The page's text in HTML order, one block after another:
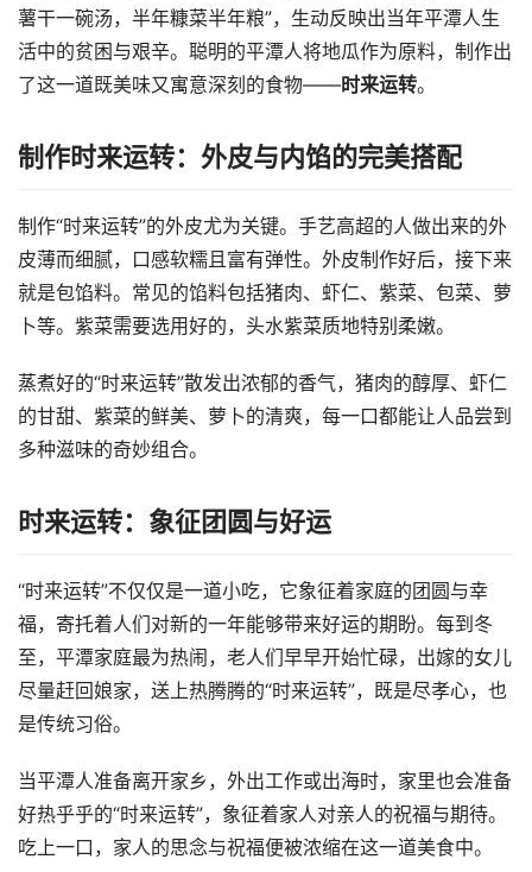
薯干一碗汤，半年糠菜半年粮”，生动反映出当年平潭人生
活中的贫困与艰辛。聪明的平潭人将地瓜作为原料，制作出
了这一道既美味又寓意深刻的食物——时来运转。
制作时来运转：外皮与内馅的完美搭配
制作“时来运转”的外皮尤为关键。手艺高超的人做出来的外
皮薄而细腻，口感软糯且富有弹性。外皮制作好后，接下来
就是包馅料。常见的馅料包括猪肉、虾仁、紫菜、包菜、萝
卜等。紫菜需要选用好的，头水紫菜质地特别柔嫩。
蒸煮好的“时来运转”散发出浓郁的香气，猪肉的醇厚、虾仁
的甘甜、紫菜的鲜美、萝卜的清爽，每一口都能让人品尝到
多种滋味的奇妙组合。
时来运转：象征团圆与好运
“时来运转”不仅仅是一道小吃，它象征着家庭的团圆与幸
福，寄托着人们对新的一年能够带来好运的期盼。每到冬
至，平潭家庭最为热闹，老人们早早开始忙碌，出嫁的女儿
尽量赶回娘家，送上热腾腾的“时来运转”，既是尽孝心，也
是传统习俗。
当平潭人准备离开家乡，外出工作或出海时，家里也会准备
好热乎乎的“时来运转”，象征着家人对亲人的祝福与期待。
吃上一口，家人的思念与祝福便被浓缩在这一道美食中。